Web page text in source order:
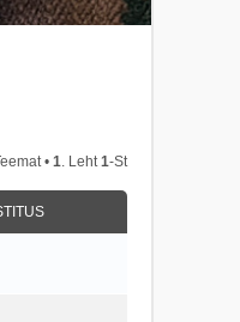
• 1. Leht1-st